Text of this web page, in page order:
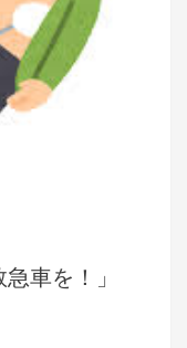
車を！」